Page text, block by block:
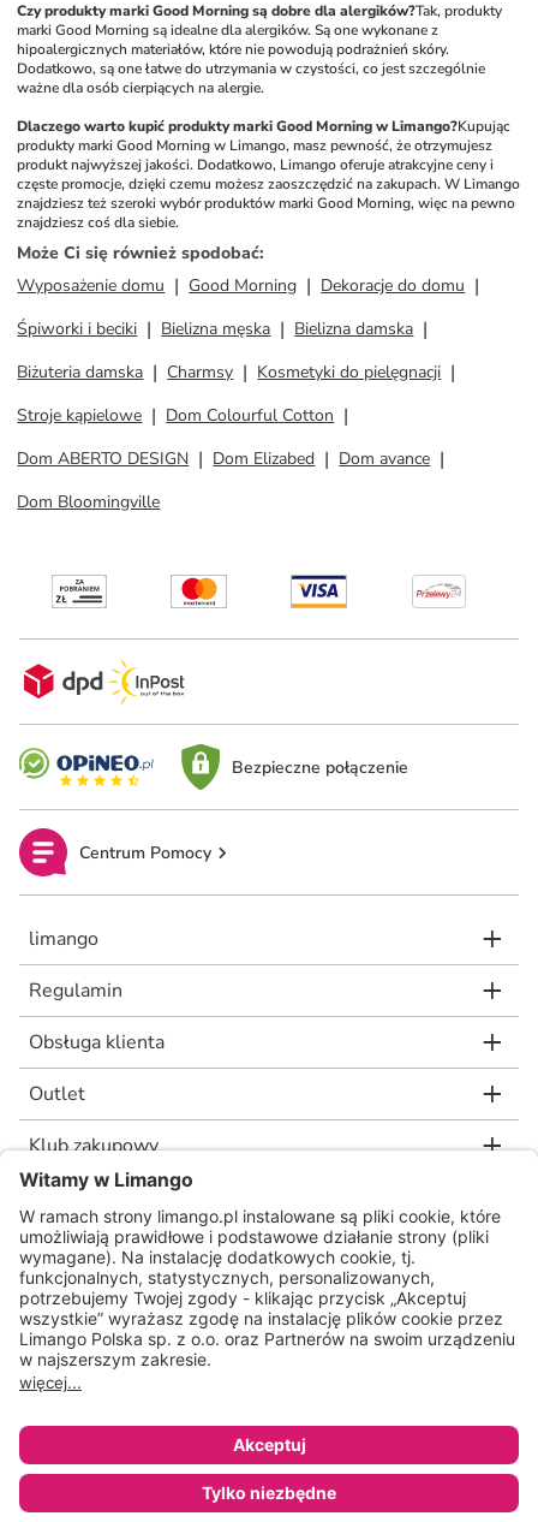
Czy produkty marki Good Morning są dobre dla alergików?Tak, produkty
marki Good Morning są idealne dla alergików. Są one wykonane z
hipoalergicznych materiałów, które nie powodują podrażnień skóry.
Dodatkowo, są one łatwe do utrzymania w czystości, co jest szczególnie
ważne dla osób cierpiących na alergie.
Dlaczego warto kupić produkty marki Good Morning w Limango?Kupując
produkty marki Good Morning w Limango, masz pewność, że otrzymujesz
produkt najwyższej jakości. Dodatkowo, Limango oferuje atrakcyjne ceny i
częste promocje, dzięki czemu możesz zaoszczędzić na zakupach. W Limango
znajdziesz też szeroki wybór produktów marki Good Morning, więc na pewno
znajdziesz coś dla siebie.
Może Ci się również spodobać:
Wyposażenie domu
Good Morning
Dekoracje do domu
Śpiworki i beciki
Bielizna męska
Bielizna damska
Biżuteria damska
Charmsy
Kosmetyki do pielęgnacji
Stroje kąpielowe
Dom Colourful Cotton
Dom ABERTO DESIGN
Dom Elizabed
Dom avance
Dom Bloomingville
Bezpieczne połączenie
Centrum Pomocy
limango
Regulamin
Obsługa klienta
Outlet
Klub zakupowy
limango.de limango.nl
* Rekomendowana, niewiążąca cena detaliczna producenta, jaką wskazał nam
nasz dostawca. Wartość procentowa oznacza różnicę pomiędzy naszą ceną a